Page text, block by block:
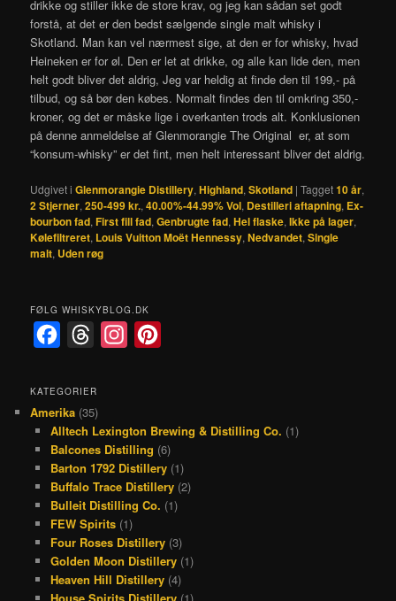
drikke og stiller ikke de store krav, og jeg kan sådan set godt
forstå, at det er den bedst sælgende single malt whisky i
Skotland. Man kan vel nærmest sige, at den er for whisky, hvad
Heineken er for øl. Den er let at drikke, og alle kan lide den, men
helt godt bliver det aldrig, Jeg var heldig at finde den til 199,- på
tilbud, og så bør den købes. Normalt findes den til omkring 350,-
kroner, og det er måske lige i overkanten trods alt. Konklusionen
på denne anmeldelse af Glenmorangie The Original er, at som
“konsum-whisky” er det fint, men helt interessant bliver det aldrig.
Udgivet i Glenmorangie Distillery,Highland,Skotland |Tagget10 år,
2 Stjerner,250-499 kr.,40.00%-44.99% Vol, Destilleri aftapning, Ex-
bourbon fad,First fill fad,Genbrugte fad,Hel flaske,Ikke på lager,
Kølefiltreret, Louis Vuitton Moët Hennessy,Nedvandet,Single
malt, Uden røg
FØLG WHISKYBLOG.DK
c
e
b
o
o
k
r
e
a
d
s
a
g
r
a
m
e
r
e
t
KATEGORIER
Amerika (35)
Alltech Lexington Brewing & Distilling Co. (1)
Balcones Distilling (6)
Barton 1792 Distillery(1)
Buffalo Trace Distillery(2)
Bulleit Distilling Co. (1)
FEW Spirits(1)
Four Roses Distillery(3)
Golden Moon Distillery(1)
Heaven Hill Distillery(4)
House Spirits Distillery(1)